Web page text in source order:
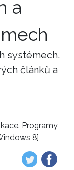
a
systémech.
článků a
Programy
8]